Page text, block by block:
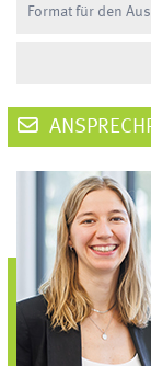
Format für den